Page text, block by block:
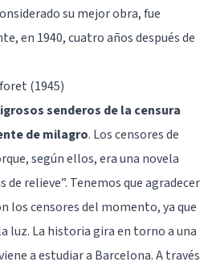
su mejor obra, fue
en 1940, cuatro años después de
(1945)
senderos de la censura
de milagro. Los censores de
según ellos, era una novela
de relieve”. Tenemos que agradecer
los censores del momento, ya que
luz. La historia gira en torno a una
a estudiar a Barcelona. A través